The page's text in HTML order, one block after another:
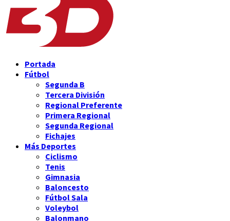
Portada
Fútbol
Segunda B
Tercera División
Regional Preferente
Primera Regional
Segunda Regional
Fichajes
Más Deportes
Ciclismo
Tenis
Gimnasia
Baloncesto
Fútbol Sala
Voleybol
Balonmano